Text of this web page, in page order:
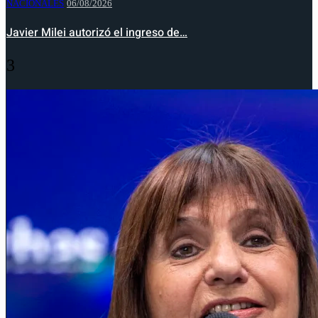
NACIONALES 06/08/2026
Javier Milei autorizó el ingreso de…
3